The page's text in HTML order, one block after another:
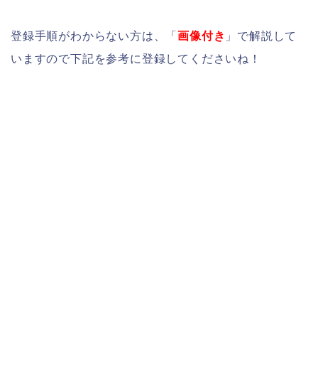
登録手順がわからない方は、「画像付き 」で解説して
いますので下記を参考に登録してくださいね！